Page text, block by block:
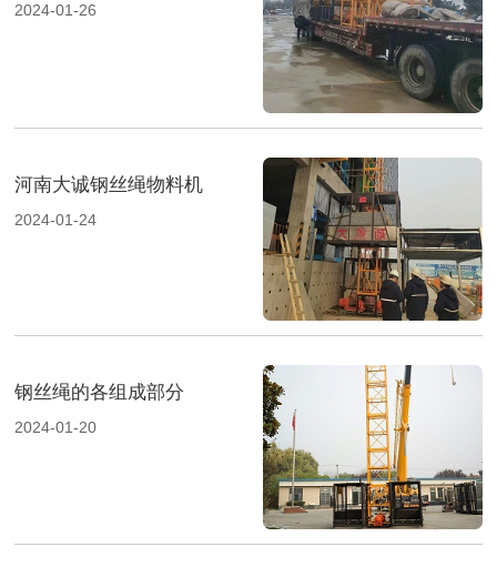
2024-01-26
河南大诚钢丝绳物料机
2024-01-24
钢丝绳的各组成部分
2024-01-20